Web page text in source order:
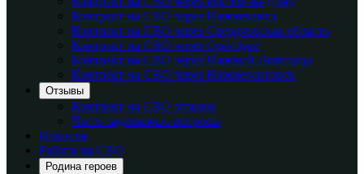
Контракт на СВО через Нижнекамск
Контракт на СВО через Свердловская область
Контракт на СВО через Оренбург
Контракт на СВО через Нижний Новгород
Контракт на СВО через Нижневартовск
Отзывы
Контракт на СВО отзывы
Часто задаваемые вопросы
Новости
Работа на СВО
Родина героев